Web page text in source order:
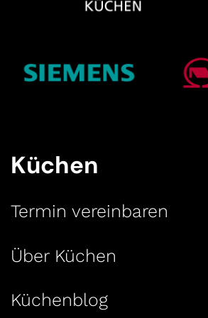
Küchen
Termin vereinbaren
Über Küchen
Küchenblog